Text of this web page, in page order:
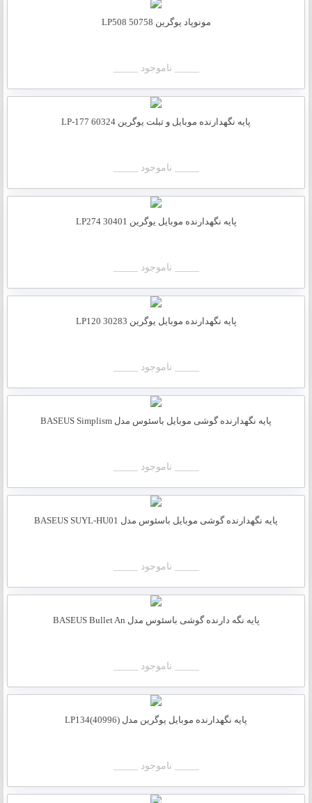
مونوپاد یوگرین LP508 50758
_____ ناموجود _____
پایه نگهدارنده موبایل و تبلت یوگرین LP-177 60324
_____ ناموجود _____
پایه نگهدارنده موبایل یوگرین 30401 LP274
_____ ناموجود _____
پایه نگهدارنده موبایل یوگرین 30283 LP120
_____ ناموجود _____
پایه نگهدارنده گوشی موبایل باسئوس مدل BASEUS Simplism
_____ ناموجود _____
پایه نگهدارنده گوشی موبایل باسئوس مدل BASEUS SUYL-HU01
_____ ناموجود _____
پایه نگه دارنده گوشی باسئوس مدل BASEUS Bullet An
_____ ناموجود _____
پایه نگهدارنده موبایل یوگرین مدل LP134(40996)
_____ ناموجود _____